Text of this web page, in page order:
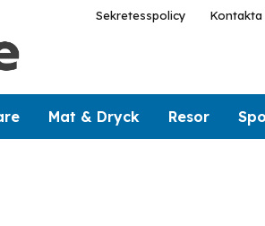
Sekretesspolicy Kontakta
Mat & Dryck Resor